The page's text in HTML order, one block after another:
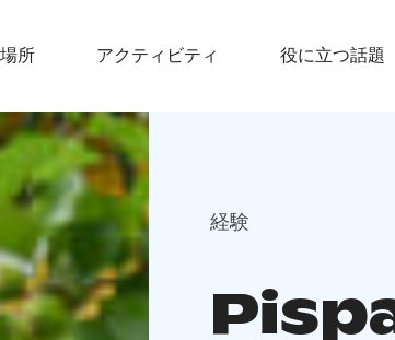
所 アクティビティ 役に立つ話題
経験